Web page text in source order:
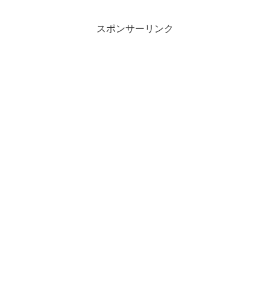
スポンサーリンク